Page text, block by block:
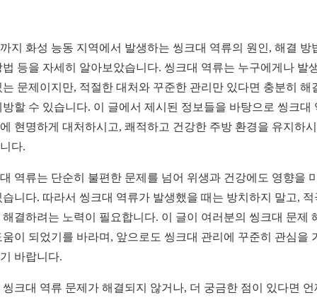
지 화성 능동 지역에서 발생하는 씽크대 역류의 원인, 해결 방
법 등을 자세히 알아보았습니다. 씽크대 역류는 누구에게나 발
는 문제이지만, 적절한 대처와 꾸준한 관리만 있다면 충분히 해
방할 수 있습니다. 이 글에서 제시된 정보들을 바탕으로 씽크대
현명하게 대처하시고, 쾌적하고 건강한 주방 환경을 유지하
다.
역류는 단순히 불편한 문제를 넘어 위생과 건강에도 영향을
습니다. 따라서 씽크대 역류가 발생했을 때는 방치하지 말고, 적
해결하려는 노력이 필요합니다. 이 글이 여러분의 씽크대 문제
움이 되었기를 바라며, 앞으로도 씽크대 관리에 꾸준히 관심을
바랍니다.
씽크대 역류 문제가 해결되지 않거나, 더 궁금한 점이 있다면 언